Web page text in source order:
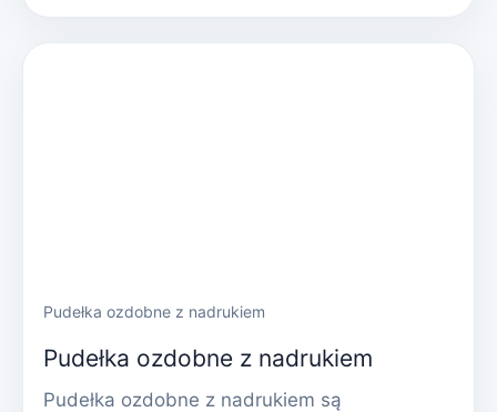
Pudełka ozdobne z nadrukiem
Pudełka ozdobne z nadrukiem
Pudełka ozdobne z nadrukiem są